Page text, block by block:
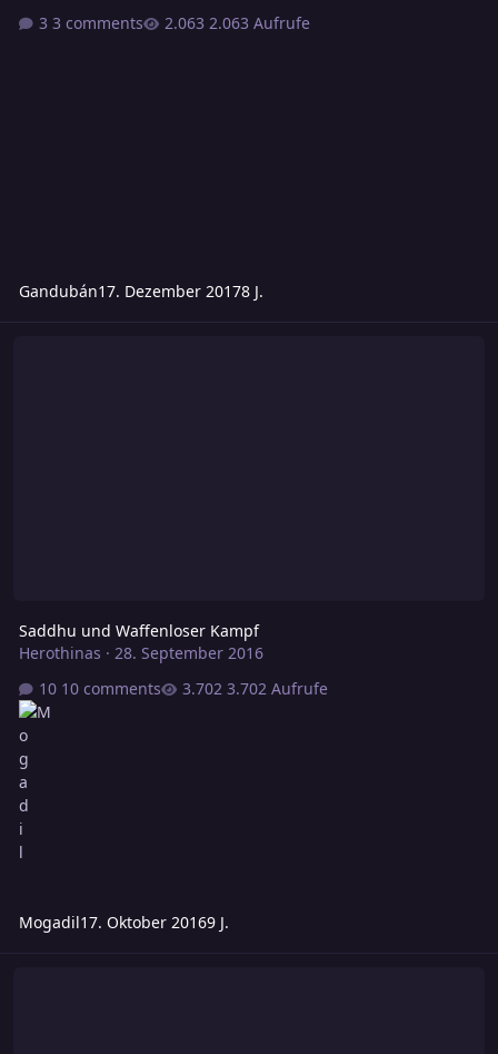
3 comments
2.063 Aufrufe
Gandubán17. Dezember 20178 J.
Saddhu und Waffenloser Kampf
Herothinas · 28. September 2016
10 comments
3.702 Aufrufe
Mogadil17. Oktober 20169 J.